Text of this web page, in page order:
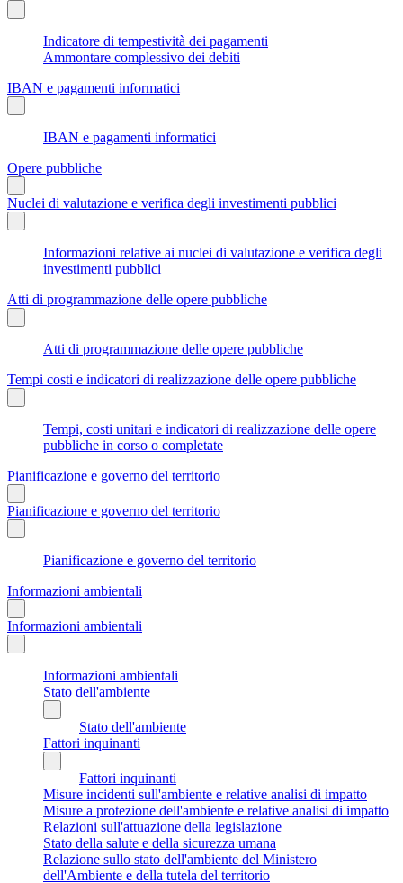
Indicatore di tempestività dei pagamenti
Ammontare complessivo dei debiti
IBAN e pagamenti informatici
IBAN e pagamenti informatici
Opere pubbliche
Nuclei di valutazione e verifica degli investimenti pubblici
Informazioni relative ai nuclei di valutazione e verifica degli
investimenti pubblici
Atti di programmazione delle opere pubbliche
Atti di programmazione delle opere pubbliche
Tempi costi e indicatori di realizzazione delle opere pubbliche
Tempi, costi unitari e indicatori di realizzazione delle opere
pubbliche in corso o completate
Pianificazione e governo del territorio
Pianificazione e governo del territorio
Pianificazione e governo del territorio
Informazioni ambientali
Informazioni ambientali
Informazioni ambientali
Stato dell'ambiente
Stato dell'ambiente
Fattori inquinanti
Fattori inquinanti
Misure incidenti sull'ambiente e relative analisi di impatto
Misure a protezione dell'ambiente e relative analisi di impatto
Relazioni sull'attuazione della legislazione
Stato della salute e della sicurezza umana
Relazione sullo stato dell'ambiente del Ministero
dell'Ambiente e della tutela del territorio